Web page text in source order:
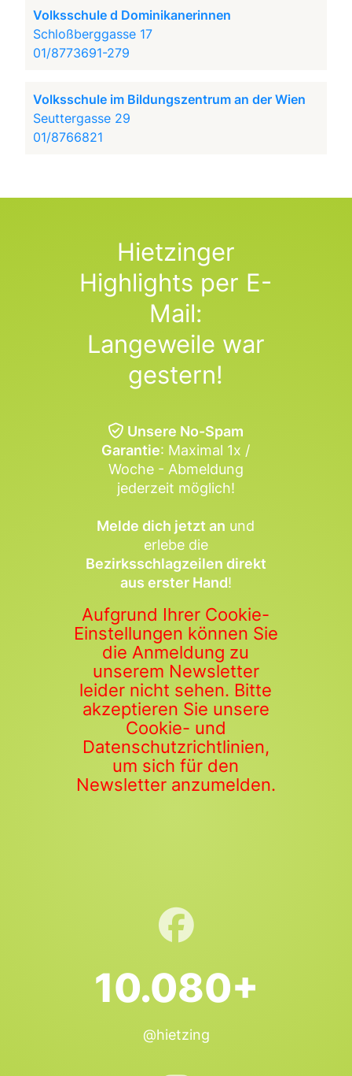
Volksschule d Dominikanerinnen
Schloßberggasse 17
01/8773691-279
Volksschule im Bildungszentrum an der Wien
Seuttergasse 29
01/8766821
Hietzinger
Highlights per E-
Mail:
Langeweile war
gestern!
Unsere No-Spam
Garantie: Maximal 1x /
Woche - Abmeldung
jederzeit möglich!
Melde dich jetzt an und
erlebe die
Bezirksschlagzeilen direkt
aus erster Hand!
Aufgrund Ihrer Cookie-
Einstellungen können Sie
die Anmeldung zu
unserem Newsletter
leider nicht sehen. Bitte
akzeptieren Sie unsere
Cookie- und
Datenschutzrichtlinien,
um sich für den
Newsletter anzumelden.
10.080+
@hietzing